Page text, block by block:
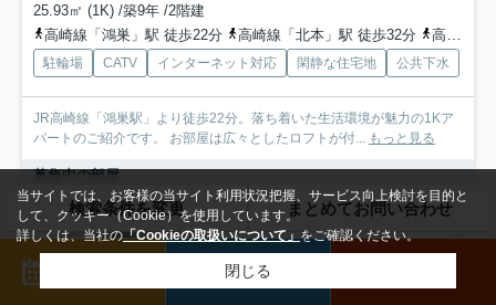
25.93㎡ (1K) /築9年 /2階建
高崎線「鴻巣」駅 徒歩22分
高崎線「北本」駅 徒歩32分 高崎線「北鴻巣」駅 徒歩78分
駐輪場 CATV インターネット対応 閑静な住宅地 公共下水
JR高崎線「鴻巣駅」より徒歩22分。落ち着いた生活環境が魅力の1Kア
パートのご紹介です。 お部屋は広々としたロフトが付...
もっと見る
募集中の部屋
202
5.4万円
検索条件を変更 まとめてお問い合わせ
メール
当サイトでは、お客様の当サイト利用状況把握、サービス向上検討を目的と
して、クッキー（Cookie）を使用しています。
詳しくは、当社の「Cookieの取扱いについて」をご確認ください。
閉じる